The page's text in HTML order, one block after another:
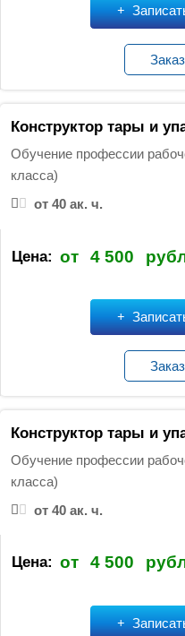
Конструктор тары и
Обучение профессии
класса)
от 40 ак. ч.
Цена: от 4 500
Конструктор тары и
Обучение профессии
класса)
от 40 ак. ч.
Цена: от 4 500